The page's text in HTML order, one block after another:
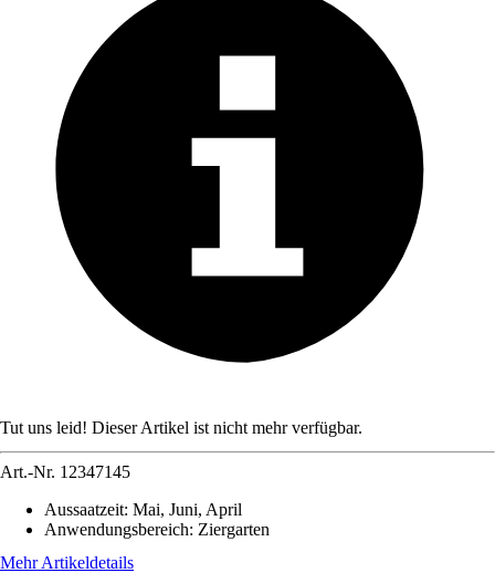
Tut uns leid! Dieser Artikel ist nicht mehr verfügbar.
Art.-Nr. 12347145
Aussaatzeit: Mai, Juni, April
Anwendungsbereich: Ziergarten
Mehr Artikeldetails